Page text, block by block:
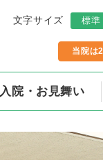
文字サイズ 標準
当院は
入院・お見舞い